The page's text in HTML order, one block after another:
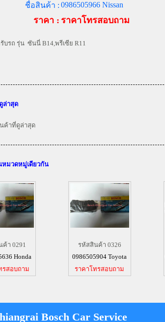
ชื่อสินค้า : 0986505966 Nissan
ราคา : ราคาโทรสอบถาม
บรถ รุ่น ซันนี่ B14,พรีเซีย R11
ล่าสุด
ค้าที่ดูล่าสุด
หมวดหมู่เดียวกัน
า 0291
Honda
รสอบถาม
รหัสสินค้า 0326
0986505904 Toyota
ราคาโทรสอบถาม
Bosch Car Service